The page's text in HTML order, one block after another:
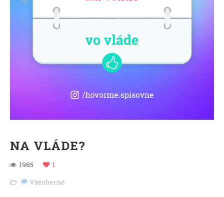
NA VLÁDE?
1985
1
Všeobecné